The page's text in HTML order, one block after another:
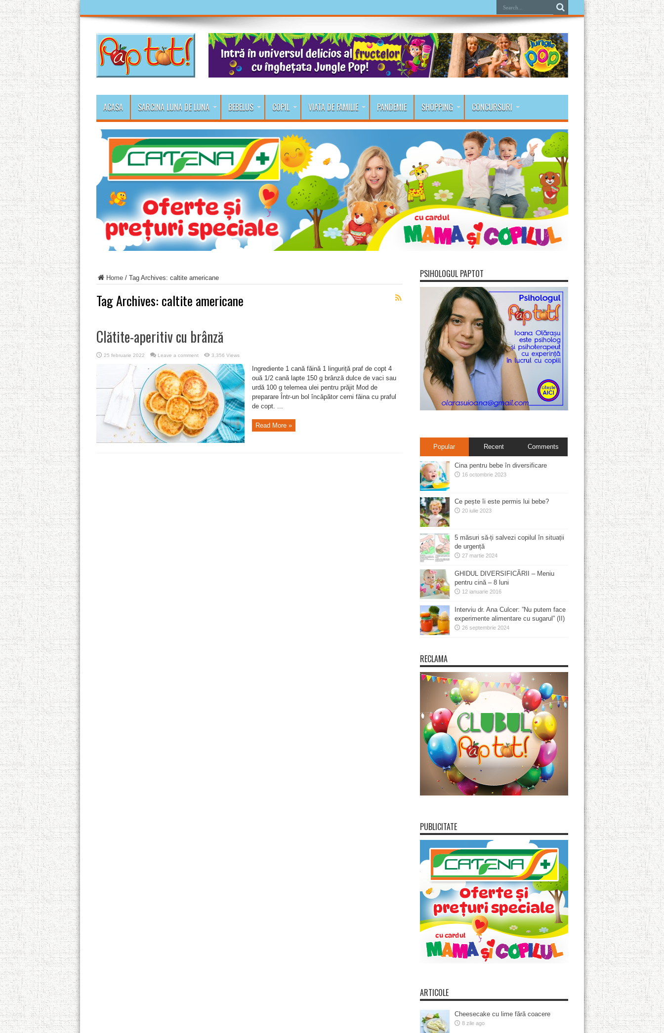
ACASA SARCINA LUNA DE LUNA BEBELUS COPIL VIATA DE FAMILIE PANDEMIE SHOPPING CONCURSURI
Home/ Tag Archives: caltite americane
Tag Archives: caltite americane
Clătite-aperitiv cu brânză
25 februarie 2022 Leave a comment 3,356 Views
Ingrediente 1 cană făină 1 linguriță praf de copt 4
ouă 1/2 cană lapte 150 g brânză dulce de vaci sau
urdă 100 g telemea ulei pentru prăjit Mod de
preparare Într-un bol încăpător cerni făina cu praful
de copt. ...
Read More »
PSIHOLOGUL PAPTOT
Popular Recent Comments
Cina pentru bebe în diversificare
16 octombrie 2023
Ce pește îi este permis lui bebe?
20 iulie 2023
5 măsuri să-ți salvezi copilul în situații
de urgență
27 martie 2024
GHIDUL DIVERSIFICĂRII – Meniu
pentru cină – 8 luni
12 ianuarie 2016
Interviu dr. Ana Culcer: ”Nu putem face
experimente alimentare cu sugarul” (II)
26 septembrie 2024
RECLAMA
PUBLICITATE
ARTICOLE
Cheesecake cu lime fără coacere
8 zile ago